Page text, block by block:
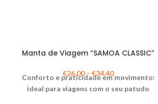
Manta de Viagem “SAMOA CLASSIC”
€26,00–€34,40
Conforto e praticidade em movimento:
ideal para viagens com o seu patudo